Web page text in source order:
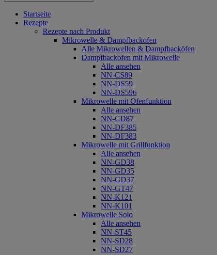
Startseite
Rezepte
Rezepte nach Produkt
Mikrowelle & Dampfbackofen
Alle Mikrowellen & Dampfbacköfen
Dampfbackofen mit Mikrowelle
Alle ansehen
NN-CS89
NN-DS59
NN-DS596
Mikrowelle mit Ofenfunktion
Alle ansehen
NN-CD87
NN-DF385
NN-DF383
Mikrowelle mit Grillfunktion
Alle ansehen
NN-GD38
NN-GD35
NN-GD37
NN-GT47
NN-K121
NN-K101
Mikrowelle Solo
Alle ansehen
NN-ST45
NN-SD28
NN-SD27